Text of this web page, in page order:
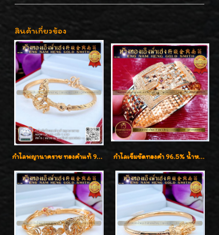
สินค้าเกี่ยวข้อง
กำไลพญานาคราช ทองคำแท้ 96.5% น้ำหนัก 1 บาท เสริมสิริมงคล กำไลเข็มขัดทองคำ 96.5% น้ำหนัก 3 บาท หรูหรา สวยมากๆค่ะ